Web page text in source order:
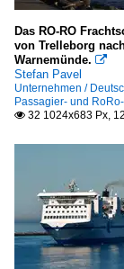
Norwegen
Spanien
Kleinere Häfen
auf den
2002
2004
2005
2006
2009
2010
2010
Das RO-RO
von Trelleborg
Warnemünde. 
Stefan Pavel
Unternehmen /
Passagier- und
 32 1024x683 Px,